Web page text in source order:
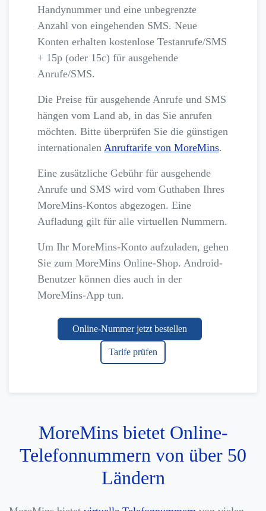
Handynummer und eine unbegrenzte
Anzahl von eingehenden SMS. Neue
Konten erhalten kostenlose Testanrufe/SMS
+ 15p (oder 15c) für ausgehende
Anrufe/SMS.
Die Preise für ausgehende Anrufe und SMS
hängen vom Land ab, in das Sie anrufen
möchten. Bitte überprüfen Sie die günstigen
internationalen Anruftarife von MoreMins.
Eine zusätzliche Gebühr für ausgehende
Anrufe und SMS wird vom Guthaben Ihres
MoreMins-Kontos abgezogen. Eine
Aufladung gilt für alle virtuellen Nummern.
Um Ihr MoreMins-Konto aufzuladen, gehen
Sie zum MoreMins Online-Shop. Android-
Benutzer können dies auch in der
MoreMins-App tun.
Online-Nummer jetzt bestellen
Tarife prüfen
MoreMins bietet Online-
Telefonnummern von über 50
Ländern